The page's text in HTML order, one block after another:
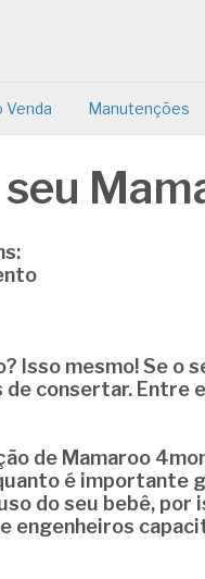
Venda Manutenções
Isso mesmo! Se o
de consertar. Entre
de Mamaroo
é importante
do seu bebê, por
e engenheiros